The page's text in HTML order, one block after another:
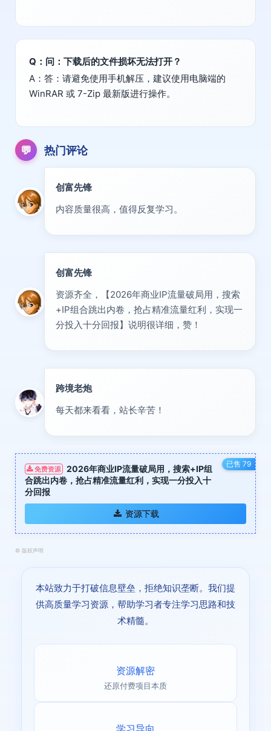
Q：问：下载后的文件损坏无法打开？
A：答：请避免使用手机解压，建议使用电脑端的
WinRAR 或 7-Zip 最新版进行操作。
💬 热门评论
创富先锋
内容质量很高，值得反复学习。
创富先锋
资源齐全，【2026年商业IP流量破局用，搜索
+IP组合跳出内卷，抢占精准流量红利，实现一
分投入十分回报】说明很详细，赞！
跨境老炮
每天都来看看，站长辛苦！
已售 79
免费资源
2026年商业IP流量破局用，搜索+IP组
合跳出内卷，抢占精准流量红利，实现一分投入十
分回报
资源下载
© 版权声明
本站致力于打破信息壁垒，拒绝知识垄断。我们提
供高质量学习资源，帮助学习者专注学习思路和技
术精髓。
资源解密
还原付费项目本质